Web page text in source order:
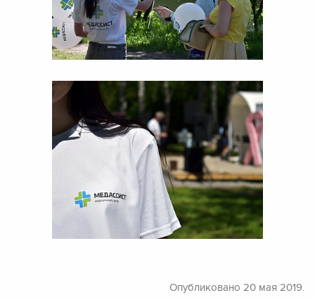
Опубликовано 20 мая 2019.